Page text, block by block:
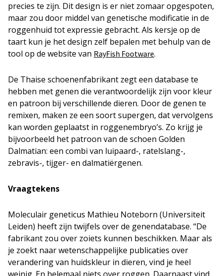
precies te zijn. Dit design is er niet zomaar opgespoten,
maar zou door middel van genetische modificatie in de
roggenhuid tot expressie gebracht. Als kersje op de
taart kun je het design zelf bepalen met behulp van de
tool op de website van RayFish Footware.
De Thaise schoenenfabrikant zegt een database te
hebben met genen die verantwoordelijk zijn voor kleur
en patroon bij verschillende dieren. Door de genen te
remixen, maken ze een soort supergen, dat vervolgens
kan worden geplaatst in roggenembryo’s. Zo krijg je
bijvoorbeeld het patroon van de schoen Golden
Dalmatian: een combi van luipaard-, ratelslang-,
zebravis-, tijger- en dalmatiërgenen.
Vraagtekens
Moleculair geneticus Mathieu Noteborn (Universiteit
Leiden) heeft zijn twijfels over de genendatabase. “De
fabrikant zou over zoiets kunnen beschikken. Maar als
je zoekt naar wetenschappelijke publicaties over
verandering van huidskleur in dieren, vind je heel